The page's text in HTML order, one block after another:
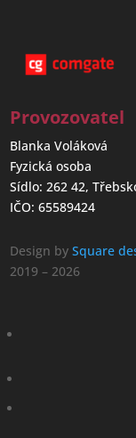
Provozovatel
Blanka Voláková
Fyzická osoba
Sídlo: 262 42,
IČO: 65589424
Design bySquare
2019 – 2026